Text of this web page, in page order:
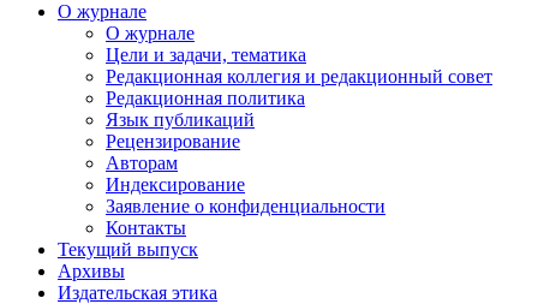
О журнале
О журнале
Цели и задачи, тематика
Редакционная коллегия и редакционный совет
Редакционная политика
Язык публикаций
Рецензирование
Авторам
Индексирование
Заявление о конфиденциальности
Контакты
Текущий выпуск
Архивы
Издательская этика